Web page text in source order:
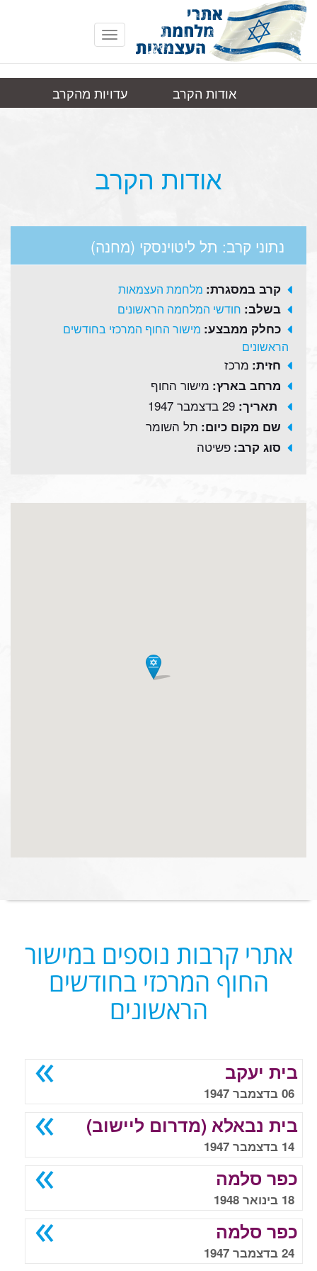
Toggle
navigation
תל ליטוינסקי
אודות הקרב
עדויות מהקרב
אודות הקרב
נתוני קרב: תל ליטוינסקי (מחנה)
קרב במסגרת: מלחמת העצמאות
בשלב: חודשי המלחמה הראשונים
כחלק ממבצע: מישור החוף המרכזי בחודשים
הראשונים
חזית: מרכז
מרחב בארץ: מישור החוף
תאריך: 29 בדצמבר 1947
שם מקום כיום: תל השומר
סוג קרב: פשיטה
אתרי קרבות נוספים במישור
החוף המרכזי בחודשים
הראשונים
בית יעקב
06 בדצמבר 1947
בית נבאלא (מדרום ליישוב)
14 בדצמבר 1947
כפר סלמה
18 בינואר 1948
כפר סלמה
24 בדצמבר 1947